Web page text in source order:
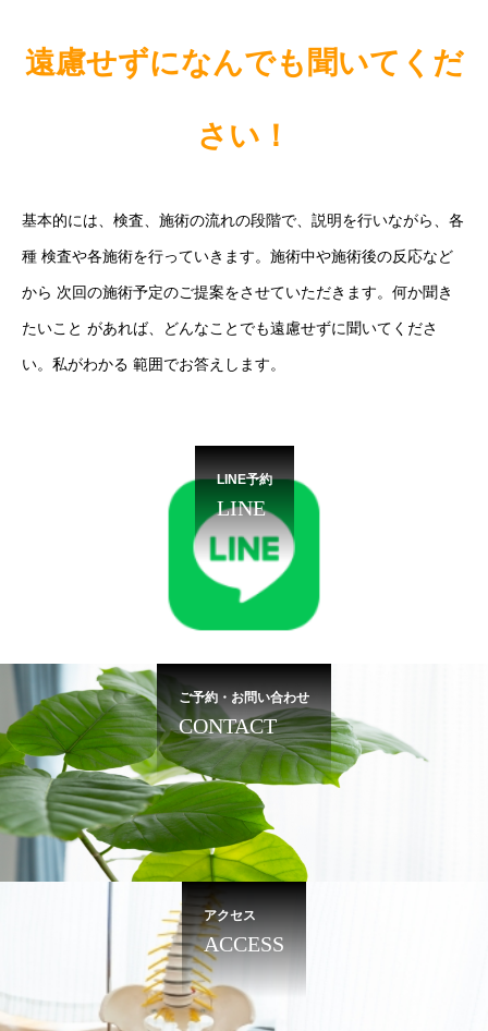
遠慮せずになんでも聞いてくだ
さい！
基本的には、検査、施術の流れの段階で、説明を行いながら、各
種 検査や各施術を行っていきます。施術中や施術後の反応など
から 次回の施術予定のご提案をさせていただきます。何か聞き
たいこと があれば、どんなことでも遠慮せずに聞いてくださ
い。私がわかる 範囲でお答えします。
LINE予約
LINE
ご予約・お問い合わせ
CONTACT
アクセス
ACCESS